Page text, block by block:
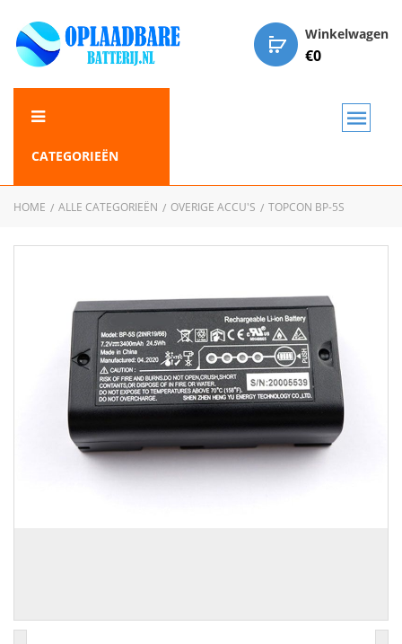
Winkelwagen
€0
CATEGORIEËN
HOME ALLE CATEGORIEËN OVERIGE ACCU'S TOPCON BP-5S